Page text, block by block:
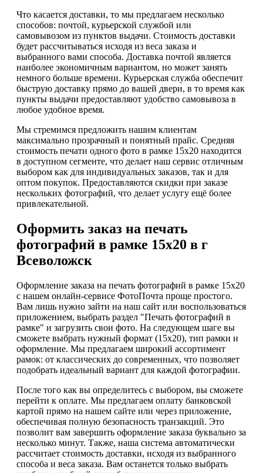
Что касается доставки, то мы предлагаем несколько
способов: почтой, курьерской службой или
самовывозом из пунктов выдачи. Стоимость доставки
будет рассчитываться исходя из веса заказа и
выбранного вами способа. Доставка почтой является
наиболее экономичным вариантом, но может занять
немного больше времени. Курьерская служба обеспечит
быструю доставку прямо до вашей двери, в то время как
пункты выдачи предоставляют удобство самовывоза в
любое удобное время.
Мы стремимся предложить нашим клиентам
максимально прозрачный и понятный прайс. Средняя
стоимость печати одного фото в рамке 15х20 находится
в доступном сегменте, что делает наш сервис отличным
выбором как для индивидуальных заказов, так и для
оптом покупок. Предоставляются скидки при заказе
нескольких фотографий, что делает услугу ещё более
привлекательной.
Оформить заказ на печать
фотографий в рамке 15х20 в г
Всеволожск
Оформление заказа на печать фотографий в рамке 15х20
с нашем онлайн-сервисе ФотоПочта проще простого.
Вам лишь нужно зайти на наш сайт или воспользоваться
приложением, выбрать раздел "Печать фотографий в
рамке" и загрузить свои фото. На следующем шаге вы
сможете выбрать нужный формат (15х20), тип рамки и
оформление. Мы предлагаем широкий ассортимент
рамок: от классических до современных, что позволяет
подобрать идеальный вариант для каждой фотографии.
После того как вы определитесь с выбором, вы сможете
перейти к оплате. Мы предлагаем оплату банковской
картой прямо на нашем сайте или через приложение,
обеспечивая полную безопасность транзакций. Это
позволит вам завершить оформление заказа буквально за
несколько минут. Также, наша система автоматически
рассчитает стоимость доставки, исходя из выбранного
способа и веса заказа. Вам останется только выбрать